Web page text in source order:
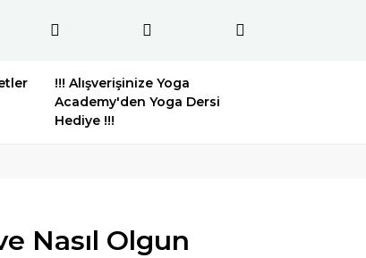
!!! Alışverişinize Yoga
Academy'den Yoga Dersi
Hediye !!!
Nasıl Olgun